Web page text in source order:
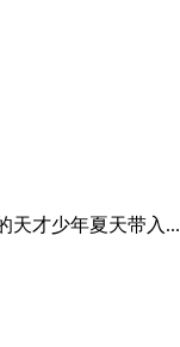
天才少年夏天带入...